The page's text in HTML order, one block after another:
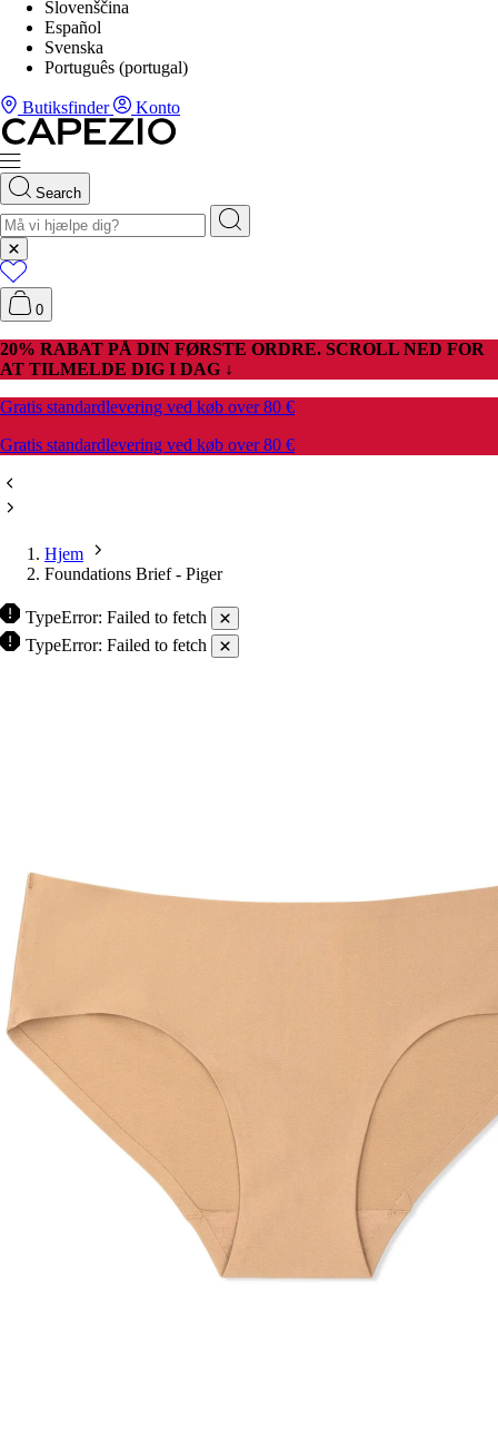
Slovenščina
Español
Svenska
Português (portugal)
Butiksfinder Konto
Search
0
20% RABAT PÅ DIN FØRSTE ORDRE. SCROLL NED FOR
AT TILMELDE DIG I DAG ↓
Gratis standardlevering ved køb over 80 €
Gratis standardlevering ved køb over 80 €
Hjem
Foundations Brief - Piger
TypeError: Failed to fetch
TypeError: Failed to fetch